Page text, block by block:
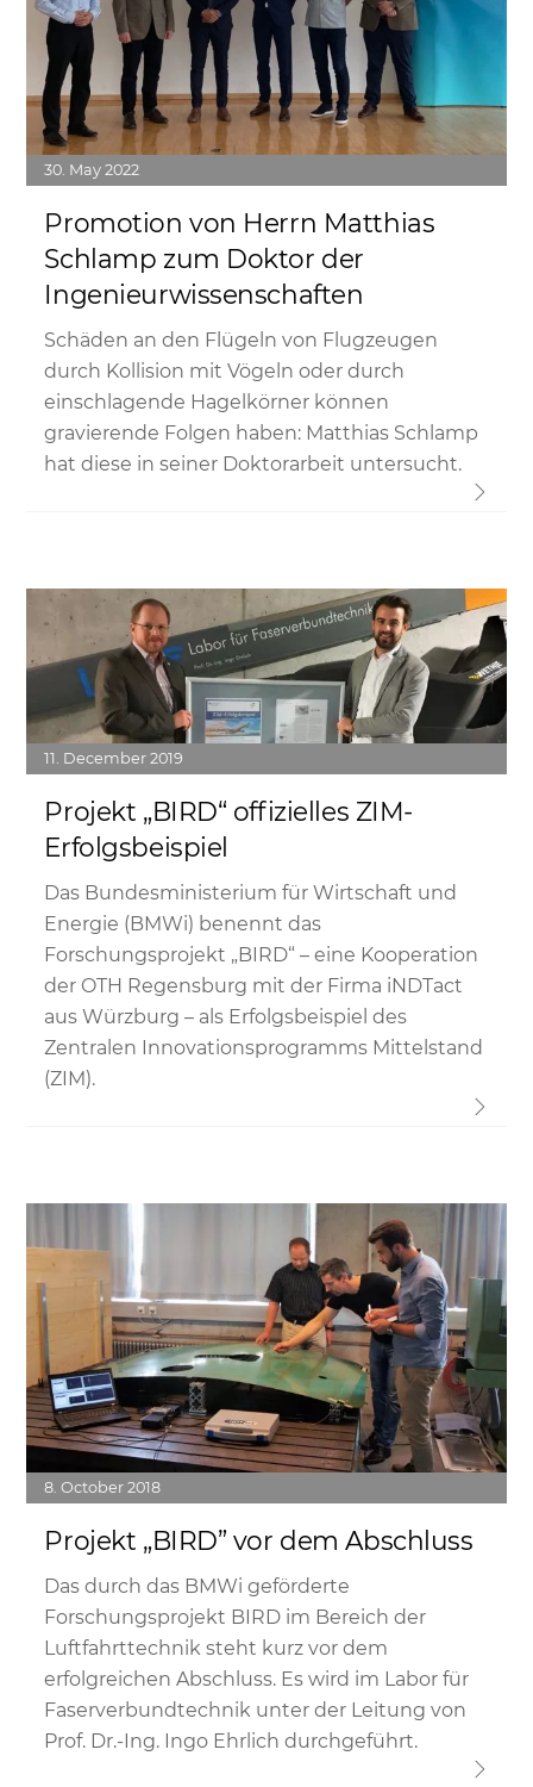
30 May 2022
Promotion von Herrn Matthias
Schlamp zum Doktor der
Ingenieurwissenschaften
Schäden an den Flügeln von Flugzeugen
durch Kollision mit Vögeln oder durch
einschlagende Hagelkörner können
gravierende Folgen haben: Matthias Schlamp
hat diese in seiner Doktorarbeit untersucht.
Link
11 December 2019
Projekt „BIRD“ offizielles ZIM-
Erfolgsbeispiel
Das Bundesministerium für Wirtschaft und
Energie (BMWi) benennt das
Forschungsprojekt „BIRD“ – eine Kooperation
der OTH Regensburg mit der Firma iNDTact
aus Würzburg – als Erfolgsbeispiel des
Zentralen Innovationsprogramms Mittelstand
(ZIM).
8 October 2018
Projekt „BIRD” vor dem Abschluss
Das durch das BMWi geförderte
Forschungsprojekt BIRD im Bereich der
Luftfahrttechnik steht kurz vor dem
erfolgreichen Abschluss. Es wird im Labor für
Faserverbundtechnik unter der Leitung von
Prof. Dr.-Ing. Ingo Ehrlich durchgeführt.